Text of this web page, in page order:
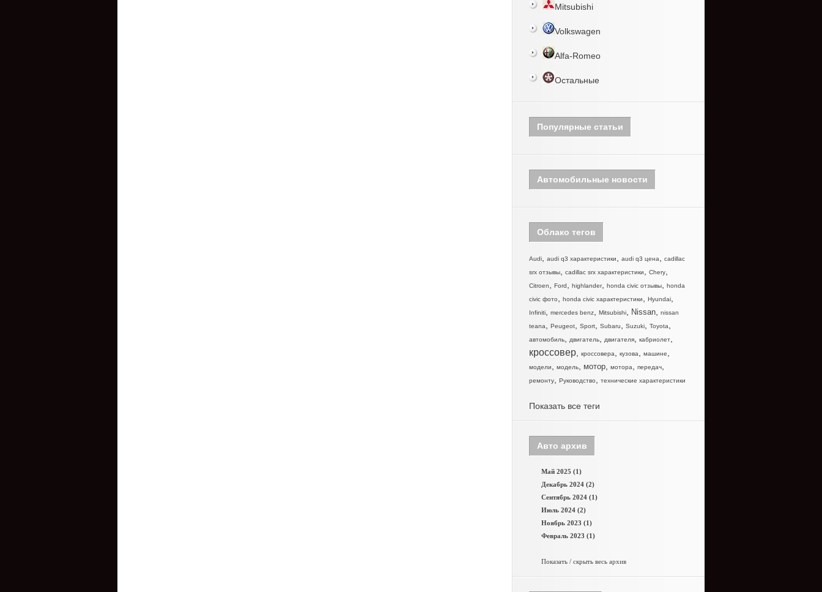
Mitsubishi
Volkswagen
Alfa-Romeo
Остальные
Популярные статьи
Автомобильные новости
Облако тегов
Audi audi q3 характеристики audi q3 цена
cadillac
srx отзывы
cadillac srx характеристики Chery
Citroen Ford highlander, honda civic отзывы
honda
civic фото
honda civic характеристики Hyundai
Infiniti mercedes benz Mitsubishi Nissan
nissan
teana
Peugeot Sport Subaru Suzuki Toyota
автомобиль двигатель двигателя кабриолет
кроссовер кроссовера кузова машине
модели модель мотор мотора передач
ремонту Руководство технические характеристики
Показать все теги
Авто архив
Май 2025 (1)
Декабрь 2024 (2)
Сентябрь 2024 (1)
Июль 2024 (2)
Ноябрь 2023 (1)
Февраль 2023 (1)
Показать / скрыть весь архив